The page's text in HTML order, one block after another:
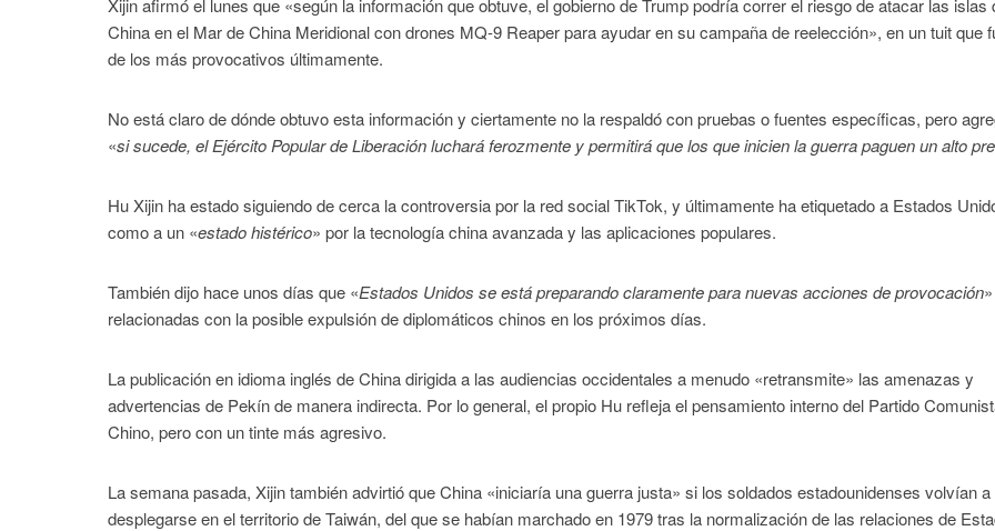
Xijin afirmó el lunes que «según la información que obtuve, el gobierno de Trump podría correr el riesgo de atacar las islas
China en el Mar de China Meridional con drones MQ-9 Reaper para ayudar en su campaña de reelección», en un tuit que
de los más provocativos últimamente.
No está claro de dónde obtuvo esta información y ciertamente no la respaldó con pruebas o fuentes específicas, pero
«si sucede, el Ejército Popular de Liberación luchará ferozmente y permitirá que los que inicien la guerra paguen un alto
Hu Xijin ha estado siguiendo de cerca la controversia por la red social TikTok, y últimamente ha etiquetado a Estados
como a un «estado histérico» por la tecnología china avanzada y las aplicaciones populares.
También dijo hace unos días que «Estados Unidos se está preparando claramente para nuevas acciones de provocación»
relacionadas con la posible expulsión de diplomáticos chinos en los próximos días.
La publicación en idioma inglés de China dirigida a las audiencias occidentales a menudo «retransmite» las amenazas y
advertencias de Pekín de manera indirecta. Por lo general, el propio Hu refleja el pensamiento interno del Partido
Chino, pero con un tinte más agresivo.
La semana pasada, Xijin también advirtió que China «iniciaría una guerra justa» si los soldados estadounidenses volvían a
desplegarse en el territorio de Taiwán, del que se habían marchado en 1979 tras la normalización de las relaciones de